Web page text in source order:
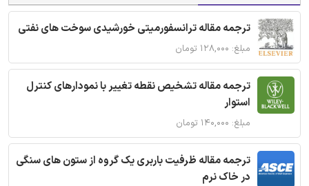
ترجمه مقاله ترانسفورمیتی خورشیدی سوخت های نفتی
مبلغ: ۱۲۸,۰۰۰ تومان
ترجمه مقاله تشخیص نقطه تغییر با نمودارهای کنترل
استوار
مبلغ: ۱۴۰,۰۰۰ تومان
ترجمه مقاله ظرفیت باربری یک گروه از ستون های سنگی
در خاک نرم